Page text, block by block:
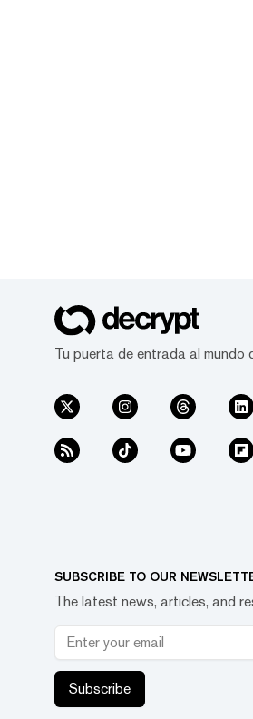
Tu puerta de entrada al mundo
SUBSCRIBE TO OUR
The latest news, articles, and
Subscribe